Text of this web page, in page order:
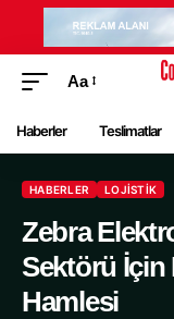
Aa
Haberler Teslimatlar
HABERLER LOJISTIK
Zebra
Sektörü
Hamlesi